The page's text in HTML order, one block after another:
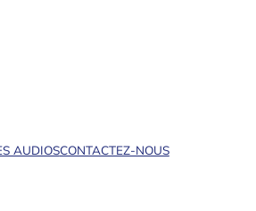
AUDIOSCONTACTEZ-NOUS